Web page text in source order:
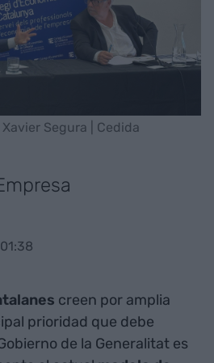
Segura | Cedida
creen por amplia
prioridad que debe
de la Generalitat es